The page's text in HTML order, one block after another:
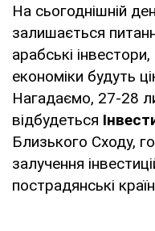
На сьогоднішній
залишається
арабські інвестори,
економіки будуть
Нагадаємо, 27-28
відбудеться
Близького Сходу,
залучення
пострадянські